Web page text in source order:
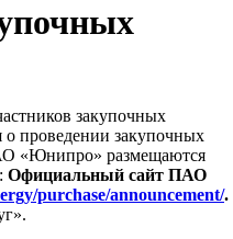
закупочных
о проведении закупочных
«Юнипро» размещаются
Официальный сайт ПАО
purchase/announcement/.